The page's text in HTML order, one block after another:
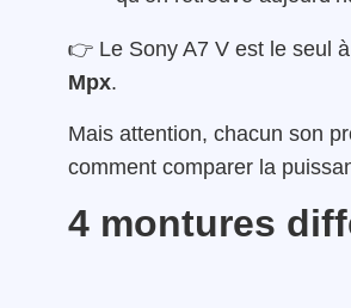
👉 Le Sony A7 V est le seul
Mpx.
Mais attention, chacun son
comment comparer la
4 montures